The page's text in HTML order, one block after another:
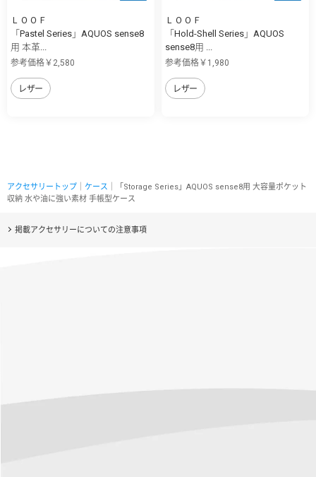
ＬＯＯＦ
「Pastel Series」AQUOS sense8
用 本革...
参考価格￥2,580
レザー
ＬＯＯＦ
「Hold-Shell Series」AQUOS
sense8用 ...
参考価格￥1,980
レザー
アクセサリートップ ケース ｜「Storage Series」AQUOS sense8用 大容量ポケット
収納 水や油に強い素材 手帳型ケース
掲載アクセサリーについての注意事項